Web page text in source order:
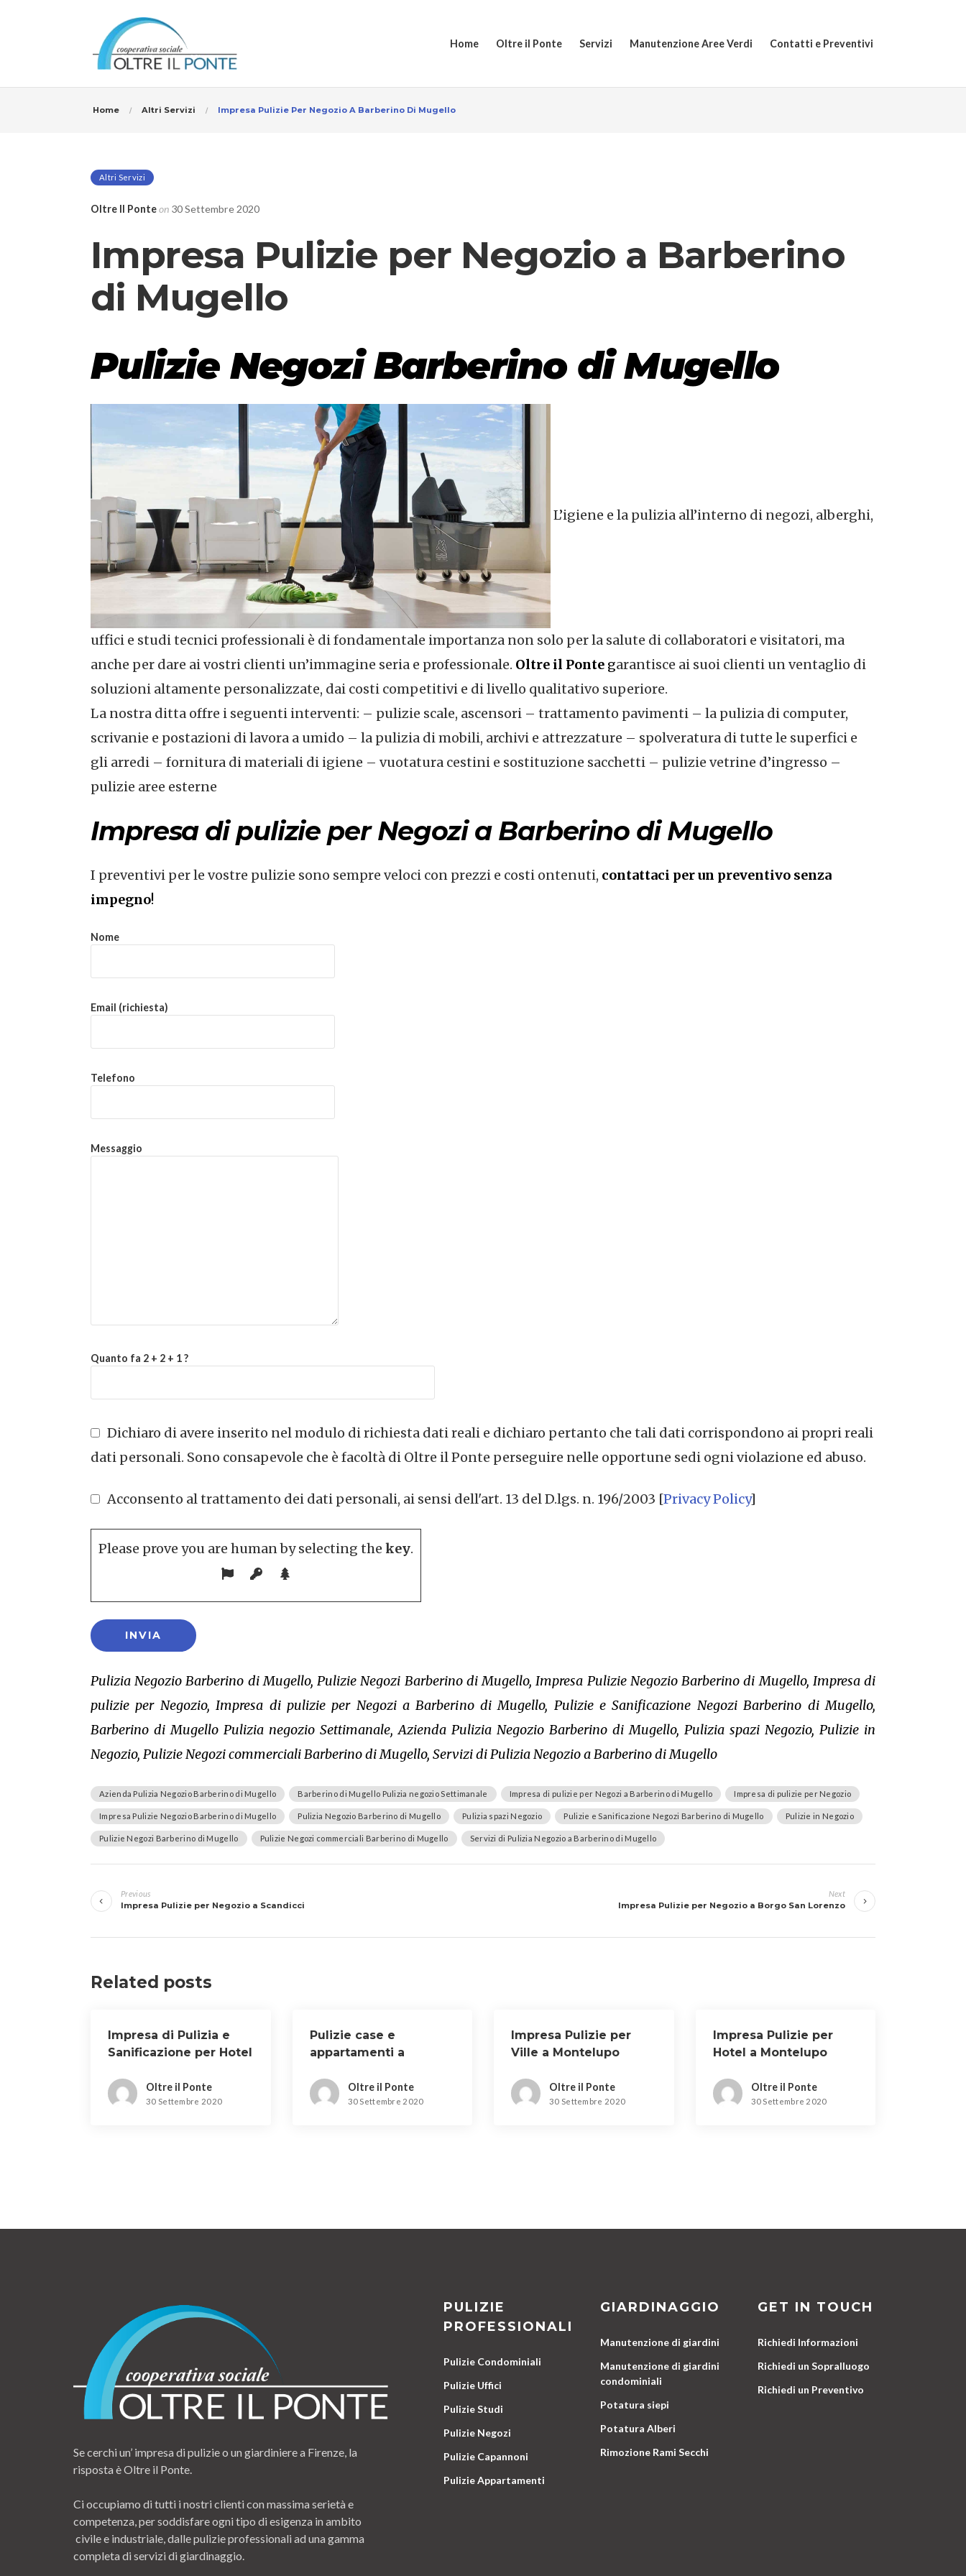
Home Oltre il Ponte Servizi Manutenzione Aree Verdi Contatti e Preventivi
Home Altri Servizi Impresa Pulizie Per Negozio A Barberino Di Mugello
Altri Servizi
Oltre Il Ponteon 30 Settembre 2020
Impresa Pulizie per Negozio a Barberino
di Mugello
Pulizie Negozi Barberino di Mugello
L’igiene e la pulizia all’interno di negozi, alberghi,
uffici e studi tecnici professionali è di fondamentale importanza non solo per la salute di collaboratori e visitatori, ma
anche per dare ai vostri clienti un’immagine seria e professionale. Oltre il Ponte garantisce ai suoi clienti un ventaglio di
soluzioni altamente personalizzate, dai costi competitivi e di livello qualitativo superiore.
La nostra ditta offre i seguenti interventi: – pulizie scale, ascensori – trattamento pavimenti – la pulizia di computer,
scrivanie e postazioni di lavora a umido – la pulizia di mobili, archivi e attrezzature – spolveratura di tutte le superfici e
gli arredi – fornitura di materiali di igiene – vuotatura cestini e sostituzione sacchetti – pulizie vetrine d’ingresso –
pulizie aree esterne
Impresa di pulizie per Negozi a Barberino di Mugello
I preventivi per le vostre pulizie sono sempre veloci con prezzi e costi ontenuti, contattaci per un preventivo senza
impegno!
Nome
Email (richiesta)
Telefono
Messaggio
Quanto fa 2 + 2 + 1 ?
Dichiaro di avere inserito nel modulo di richiesta dati reali e dichiaro pertanto che tali dati corrispondono ai propri reali
dati personali. Sono consapevole che è facoltà di Oltre il Ponte perseguire nelle opportune sedi ogni violazione ed abuso.
Acconsento al trattamento dei dati personali, ai sensi dell'art. 13 del D.lgs. n. 196/2003 [Privacy Policy]
Please prove you are human by selecting the key.
Pulizia Negozio Barberino di Mugello, Pulizie Negozi Barberino di Mugello, Impresa Pulizie Negozio Barberino di Mugello, Impresa di
pulizie per Negozio, Impresa di pulizie per Negozi a Barberino di Mugello, Pulizie e Sanificazione Negozi Barberino di Mugello,
Barberino di Mugello Pulizia negozio Settimanale, Azienda Pulizia Negozio Barberino di Mugello, Pulizia spazi Negozio, Pulizie in
Negozio, Pulizie Negozi commerciali Barberino di Mugello, Servizi di Pulizia Negozio a Barberino di Mugello
Azienda Pulizia Negozio Barberino di Mugello Barberino di Mugello Pulizia negozio Settimanale Impresa di pulizie per Negozi a Barberino di Mugello Impresa di pulizie per Negozio
Impresa Pulizie Negozio Barberino di Mugello Pulizia Negozio Barberino di Mugello Pulizia spazi Negozio Pulizie e Sanificazione Negozi Barberino di Mugello Pulizie in Negozio
Pulizie Negozi Barberino di Mugello Pulizie Negozi commerciali Barberino di Mugello Servizi di Pulizia Negozio a Barberino di Mugello
articoli
Previous
Impresa Pulizie per Negozio a Scandicci
Next
Impresa Pulizie per Negozio a Borgo San Lorenzo
Related posts
Impresa di Pulizia e
Sanificazione per Hotel
Oltre il Ponte
30 Settembre 2020
Pulizie case e
appartamenti a
Oltre il Ponte
30 Settembre 2020
Impresa Pulizie per
Ville a Montelupo
Oltre il Ponte
30 Settembre 2020
Impresa Pulizie per
Hotel a Montelupo
Oltre il Ponte
30 Settembre 2020
Se cerchi un’ impresa di pulizie o un giardiniere a Firenze, la
risposta è Oltre il Ponte.
Ci occupiamo di tutti i nostri clienti con massima serietà e
competenza, per soddisfare ogni tipo di esigenza in ambito
civile e industriale, dalle pulizie professionali ad una gamma
completa di servizi di giardinaggio.
PULIZIE
PROFESSIONALI
Pulizie Condominiali
Pulizie Uffici
Pulizie Studi
Pulizie Negozi
Pulizie Capannoni
Pulizie Appartamenti
GIARDINAGGIO
Manutenzione di giardini
Manutenzione di giardini
condominiali
Potatura siepi
Potatura Alberi
Rimozione Rami Secchi
GET IN TOUCH
Richiedi Informazioni
Richiedi un Sopralluogo
Richiedi un Preventivo